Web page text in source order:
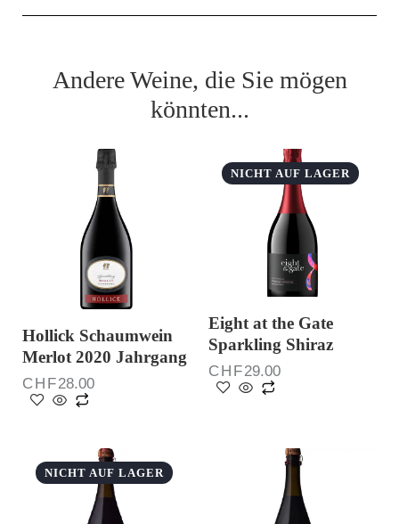
Andere Weine, die Sie mögen
könnten...
Hollick Schaumwein
Merlot 2020 Jahrgang
CHF28.00
NICHT AUF LAGER
Eight at the Gate
Sparkling Shiraz
CHF29.00
NICHT AUF LAGER